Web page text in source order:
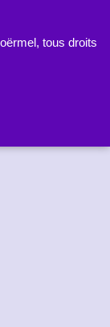
tous droits